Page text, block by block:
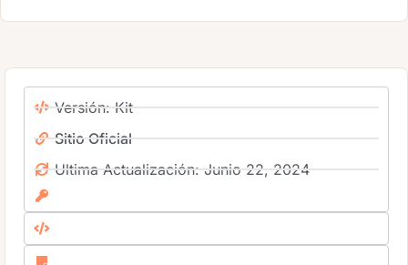
Versión: Kit
Sitio Oficial
Ultima Actualización: Junio 22, 2024